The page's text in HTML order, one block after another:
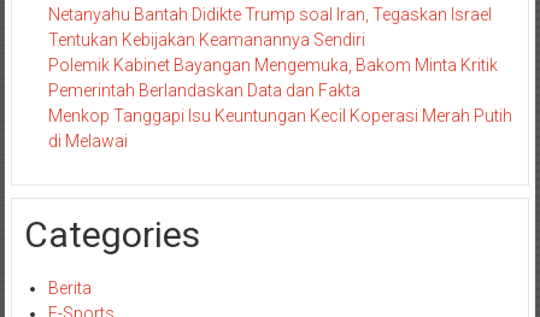
Netanyahu Bantah Didikte Trump soal Iran, Tegaskan Israel
Tentukan Kebijakan Keamanannya Sendiri
Polemik Kabinet Bayangan Mengemuka, Bakom Minta Kritik
Pemerintah Berlandaskan Data dan Fakta
Menkop Tanggapi Isu Keuntungan Kecil Koperasi Merah Putih
di Melawai
Categories
Berita